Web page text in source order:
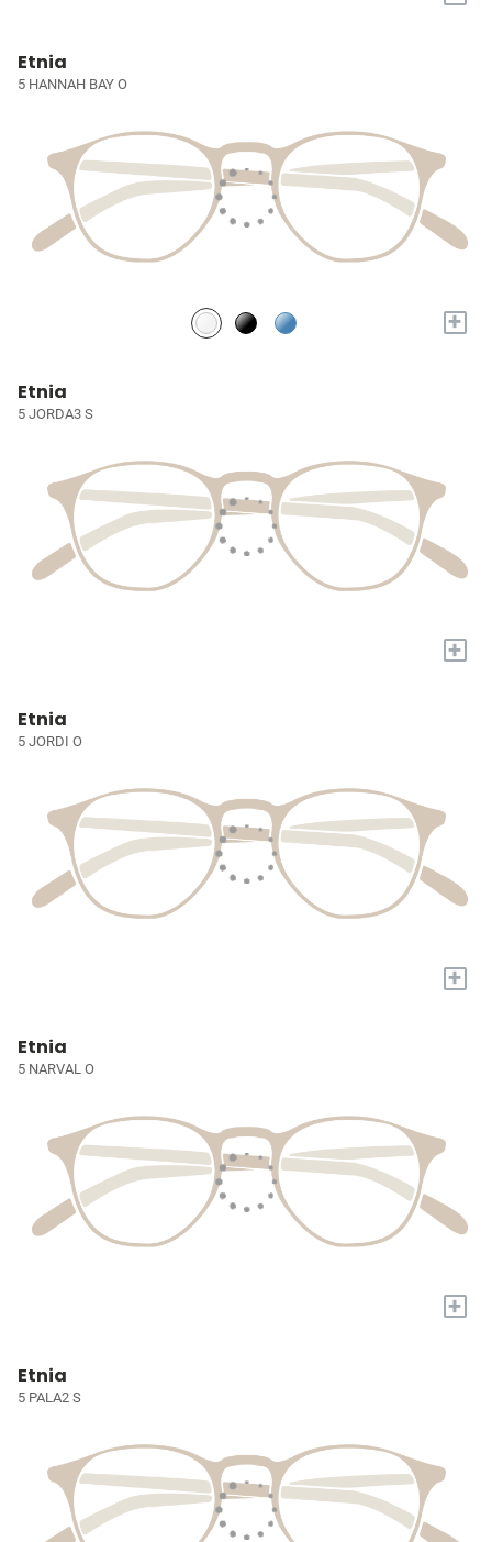
Etnia
5 HANNAH BAY O
+
Etnia
5 JORDA3 S
+
Etnia
5 JORDI O
+
Etnia
5 NARVAL O
+
Etnia
5 PALA2 S